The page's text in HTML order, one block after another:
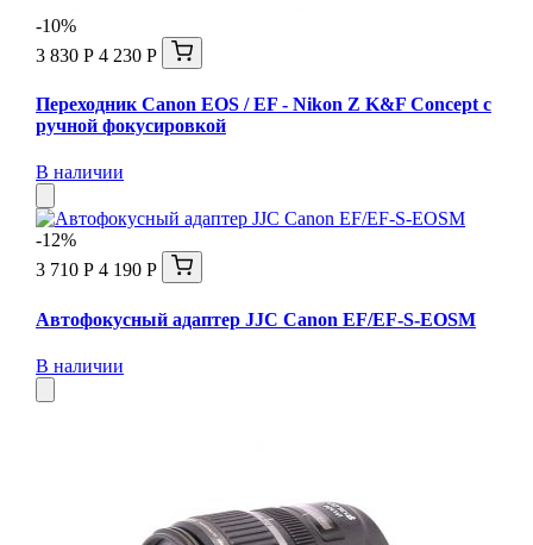
-10%
3 830 Р 4 230 Р
Переходник Canon EOS / EF - Nikon Z K&F Concept с
ручной фокусировкой
В наличии
-12%
3 710 Р 4 190 Р
Автофокусный адаптер JJC Canon EF/EF-S-EOSM
В наличии